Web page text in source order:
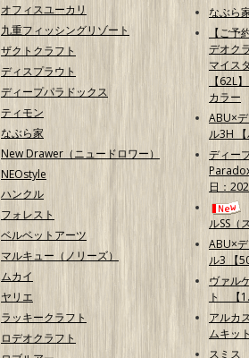
オフィスユーカリ
九重フィッシングリゾート
ザクトクラフト
ディスプラウト
ディープパラドックス
ティモン
なぶら家
New Drawer（ニュードロワー）
NEOstyle
ハンクル
フォレスト
ベルベットアーツ
マルキュー（ノリーズ）
ムカイ
ヤリエ
ラッキークラフト
ロデオクラフト
なぶら
【ご
デオク
マイス
【62L
カラー
ABU×
ル3H
ディー
日：
ルSS（
ABU×
ル3 【
ヴァル
ト 【
アルカ
ムキッ
スミス